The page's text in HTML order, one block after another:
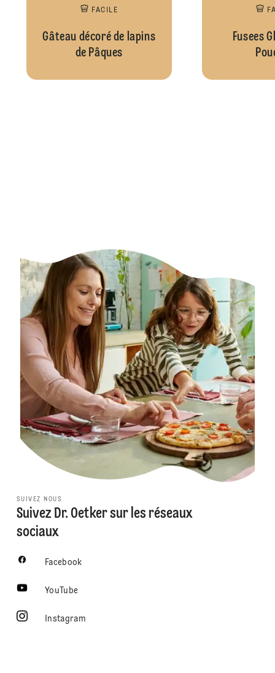
FACILE
Gâteau décoré de lapins
de Pâques
Fusees
SUIVEZ NOUS
Suivez Dr. Oetker sur les réseaux
sociaux
Facebook
YouTube
Instagram